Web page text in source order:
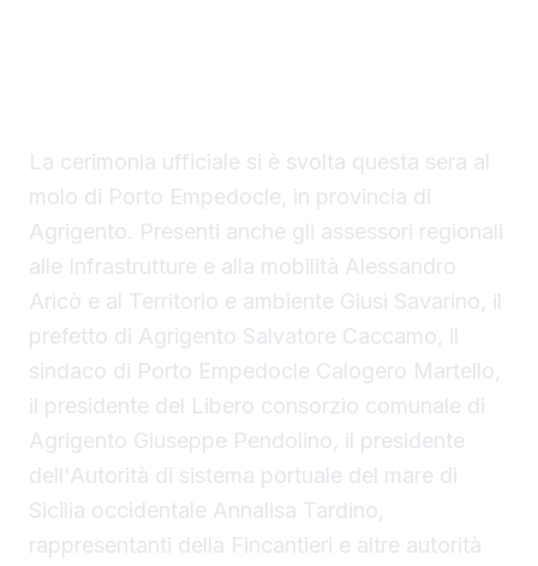
La cerimonia ufficiale si è svolta questa sera al
molo di Porto Empedocle, in provincia di
Agrigento. Presenti anche gli assessori regionali
alle Infrastrutture e alla mobilità Alessandro
Aricò e al Territorio e ambiente Giusi Savarino, il
prefetto di Agrigento Salvatore Caccamo, il
sindaco di Porto Empedocle Calogero Martello,
il presidente del Libero consorzio comunale di
Agrigento Giuseppe Pendolino, il presidente
dell'Autorità di sistema portuale del mare di
Sicilia occidentale Annalisa Tardino,
rappresentanti della Fincantieri e altre autorità